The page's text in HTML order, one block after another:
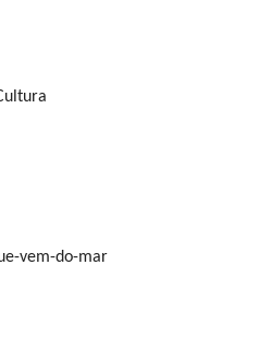
vem-do-mar